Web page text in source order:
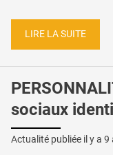
LIRE LA SUITE
sociaux
Actualité publiée il y a 9